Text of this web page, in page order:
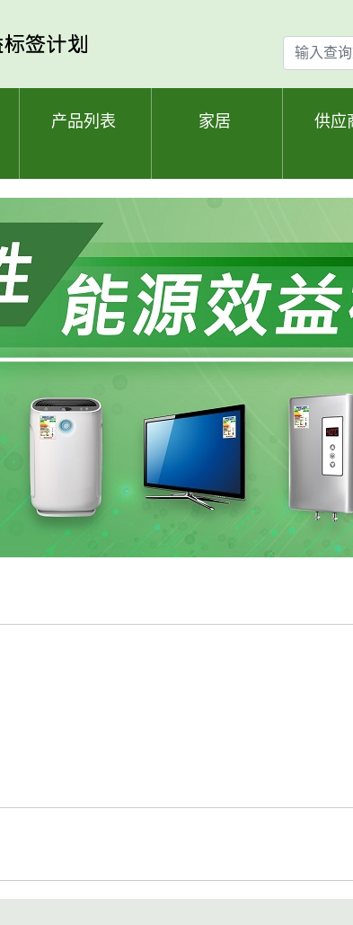
输
入
查
产品列表 家居 供应